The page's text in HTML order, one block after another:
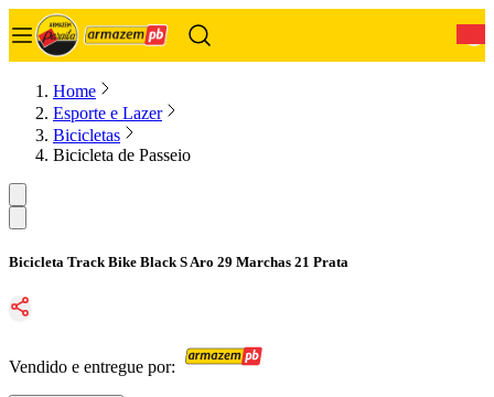
Home
Esporte e Lazer
Bicicletas
Bicicleta de Passeio
Bicicleta Track Bike Black S Aro 29 Marchas 21 Prata
Vendido e entregue por: